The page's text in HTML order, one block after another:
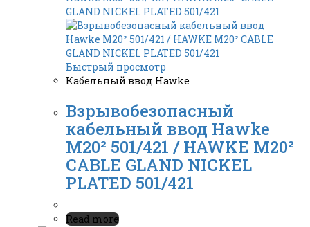
Быстрый просмотр
Кабельный ввод Hawke
Взрывобезопасный
кабельный ввод Hawke
M20² 501/421 / HAWKE M20²
CABLE GLAND NICKEL
PLATED 501/421
Read more